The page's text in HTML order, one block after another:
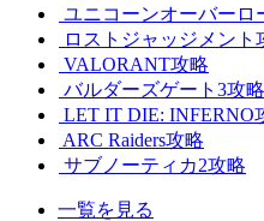
ユニコーンオーバーロ
ロストジャッジメント
VALORANT攻略
バルダーズゲート3攻略
LET IT DIE: INFERNO
ARC Raiders攻略
サブノーティカ2攻略
一覧を見る